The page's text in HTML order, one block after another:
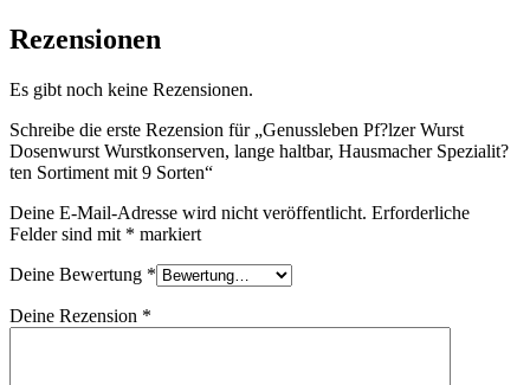
Rezensionen
Es gibt noch keine Rezensionen.
Schreibe die erste Rezension für „Genussleben Pf?lzer Wurst
Dosenwurst Wurstkonserven, lange haltbar, Hausmacher Spezialit?
ten Sortiment mit 9 Sorten“
Deine E-Mail-Adresse wird nicht veröffentlicht. Erforderliche
Felder sind mit * markiert
Deine Bewertung *
Deine Rezension *